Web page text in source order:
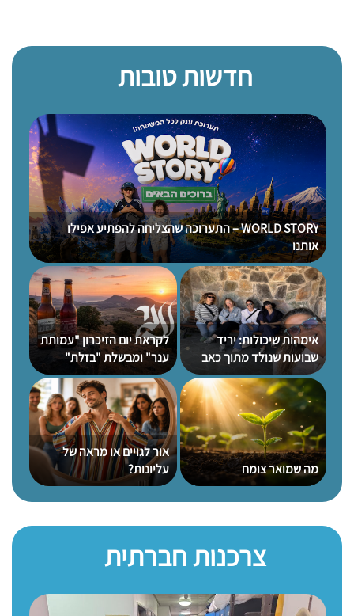
חדשות טובות
WORLD STORY – התערוכה שהצליחה להפתיע אפילו
אותנו
אימהות שיכולות: יריד
שבועות שנולד מתוך כאב
ובחירה בחיים
לקראת יום הזיכרון "עמותת
ענר" ומבשלת "בזלת"
בשיתוף פעולה מרגש: בירה
ייחודית לזכרו של ענר
שפירא ז"ל
מה שמואר צומח
אור לגויים או מראה של
עליונות?
צרכנות חברתית